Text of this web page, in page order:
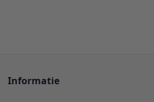
Informatie